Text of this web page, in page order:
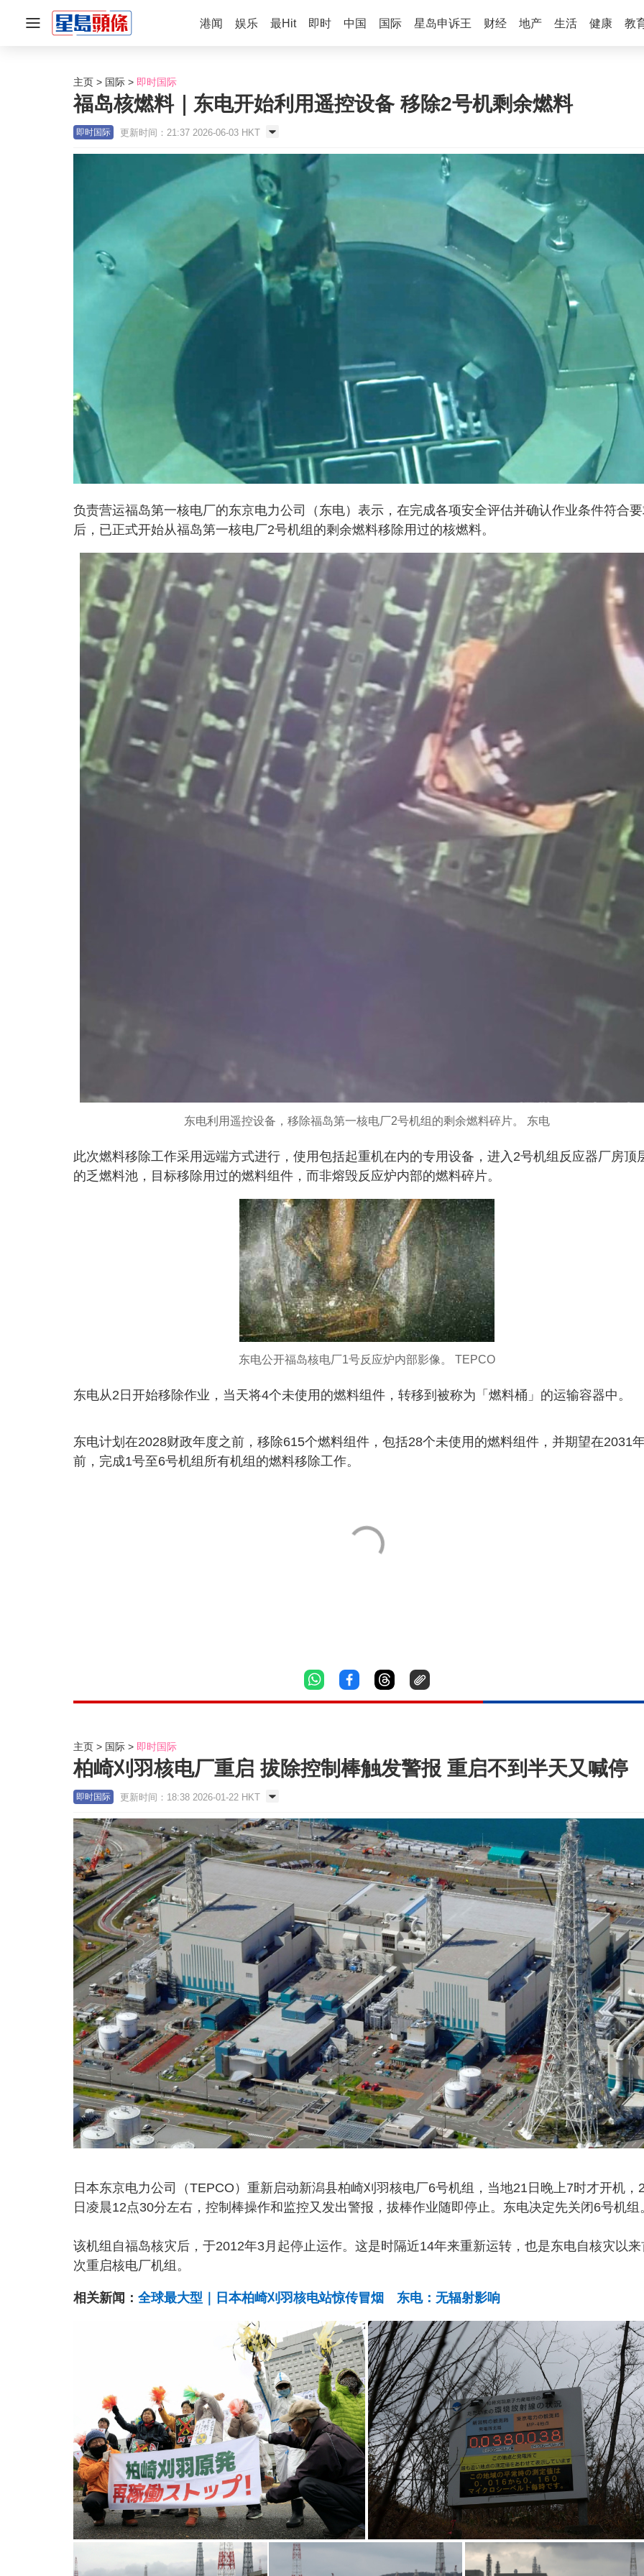
港闻 娱乐 最Hit 即时 中国 国际 星岛申诉王 财经 地产 生活 健康 教
主页 国际 即时国际
福岛核燃料｜东电开始利用遥控设备 移除2号机剩余燃料
即时国际 更新时间：21:37 2026-06-03 HKT
负责营运福岛第一核电厂的东京电力公司（东电）表示，在完成各项安全评估并确认作业条件符合
后，已正式开始从福岛第一核电厂2号机组的剩余燃料移除用过的核燃料。
东电利用遥控设备，移除福岛第一核电厂2号机组的剩余燃料碎片。 东电
此次燃料移除工作采用远端方式进行，使用包括起重机在内的专用设备，进入2号机组反应器厂房顶
的乏燃料池，目标移除用过的燃料组件，而非熔毁反应炉内部的燃料碎片。
东电公开福岛核电厂1号反应炉内部影像。 TEPCO
东电从2日开始移除作业，当天将4个未使用的燃料组件，转移到被称为「燃料桶」的运输容器中。
东电计划在2028财政年度之前，移除615个燃料组件，包括28个未使用的燃料组件，并期望在2031
前，完成1号至6号机组所有机组的燃料移除工作。
主页 国际 即时国际
柏崎刈羽核电厂重启 拔除控制棒触发警报 重启不到半天又喊停
即时国际 更新时间：18:38 2026-01-22 HKT
日本东京电力公司（TEPCO）重新启动新潟县柏崎刈羽核电厂6号机组，当地21日晚上7时才开机，
日凌晨12点30分左右，控制棒操作和监控又发出警报，拔棒作业随即停止。东电决定先关闭6号机组
该机组自福岛核灾后，于2012年3月起停止运作。这是时隔近14年来重新运转，也是东电自核灾以来
次重启核电厂机组。
相关新闻： 全球最大型｜日本柏崎刈羽核电站惊传冒烟 东电：无辐射影响